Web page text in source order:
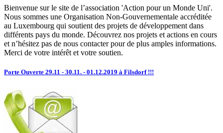
Bienvenue sur le site de l’association 'Action pour un Monde Uni'.
Nous sommes une Organisation Non-Gouvernementale accréditée
au Luxembourg qui soutient des projets de développement dans
différents pays du monde. Découvrez nos projets et actions en cours
et n’hésitez pas de nous contacter pour de plus amples informations.
Merci de votre intérêt et votre soutien.
Porte Ouverte 29.11 - 30.11. - 01.12.2019 à Filsdorf !!!